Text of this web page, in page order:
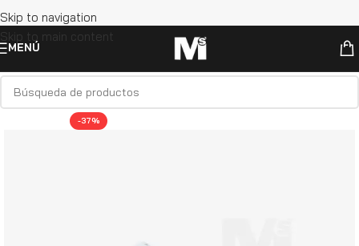
Skip to navigation
Skip to main content
MENÚ
-37%